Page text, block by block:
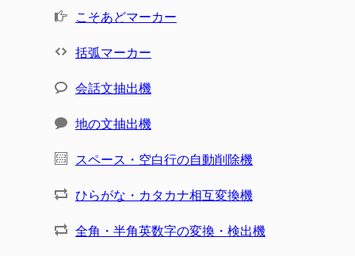
こそあどマーカー
括弧マーカー
会話文抽出機
地の文抽出機
スペース・空白行の自動削除機
ひらがな・カタカナ相互変換機
全角・半角英数字の変換・検出機